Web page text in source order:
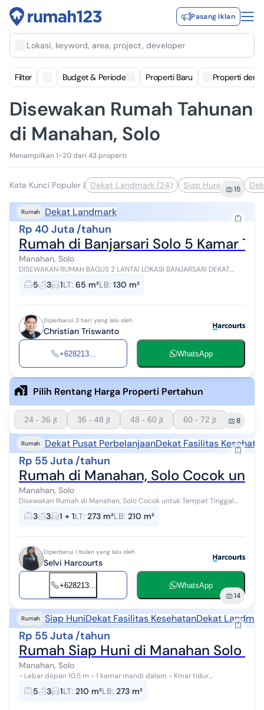
Pasang Iklan
Lokasi, keyword, area, project, developer
Filter Budget & Periode Properti Baru Properti
Disewakan Rumah Tahunan
di Manahan, Solo
Menampilkan 1-20 dari 43 properti
Kata Kunci Populer | Dekat Landmark (24) Siap Huni (24)
15
Rumah Dekat Landmark
Rp 40 Juta /tahun
Rumah di Banjarsari Solo 5 Kamar
Manahan, Solo
DISEWAKAN RUMAH BAGUS 2 LANTAI LOKASI BANJARSARI DEKAT
MANAHAN Lokasi: Banjarsari dekat Manahan Solo Spesifikasi: - Luas
Tanah: 65m2 - Luas Bangu...
5 3 1LT: 65 m²LB: 130 m²
Diperbarui 3 hari yang lalu oleh
Christian Triswanto
+628213... WhatsApp
Pilih Rentang Harga Properti Pertahun
24 - 36 jt 36 - 48 jt 48 - 60 jt 60 - 72 jt 8
Rumah Dekat Pusat PerbelanjaanDekat Fasilitas
Rp 55 Juta /tahun
Rumah di Manahan, Solo Cocok
Manahan, Solo
Disewakan Rumah di Manahan, Solo Cocok untuk Tempat Tinggal
atau Tempat Usaha Luas Tanah 273 m2 Luas Bangunan 210 m2
Lebar depan 10,5 m Kamar t...
3 3 1 + 1LT: 273 m²LB: 210 m²
Diperbarui 1 bulan yang lalu oleh
Selvi Harcourts
+628213... WhatsApp
14
Rumah Siap HuniDekat Fasilitas KesehatanDekat
Rp 55 Juta /tahun
Rumah Siap Huni di Manahan Solo
Manahan, Solo
- Lebar depan 10,5 m - 1 kamar mandi dalam - Kmar tidur
pembantu - Kamar tidur driver - Listrik 3500 W - Air sumur +
tandon - Lokasi dekat f...
5 3 1LT: 210 m²LB: 273 m²